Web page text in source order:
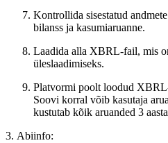
Kontrollida sisestatud
bilanss ja kasumiaruanne.
Laadida alla XBRL-fail, mis
üleslaadimiseks.
Platvormi poolt loodud
Soovi korral võib kasutaja
kustutab kõik aruanded 3
3. Abiinfo: